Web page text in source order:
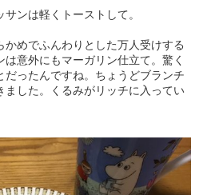
ンは軽くトーストして。
めでふんわりとした万人受けする
意外にもマーガリン仕立て。驚く
ったんですね。ちょうどブランチ
ました。くるみがリッチに入ってい